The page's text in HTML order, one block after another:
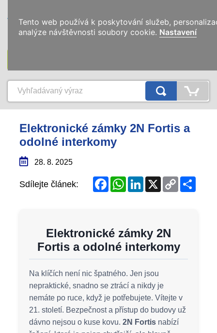
Elektronické zámky 2N Fortis a
odolné interkomy
28. 8. 2025
Sdílejte článek: FacebookWhatsAppLinkedIn
Copy
Link
Tento web používá k poskytování služeb,
analýze návštěvnosti soubory cookie. Nastavení